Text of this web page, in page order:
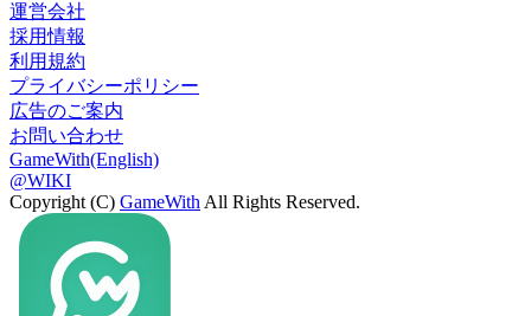
運営会社
採用情報
利用規約
プライバシーポリシー
広告のご案内
お問い合わせ
GameWith(English)
@WIKI
Copyright (C) GameWith All Rights Reserved.